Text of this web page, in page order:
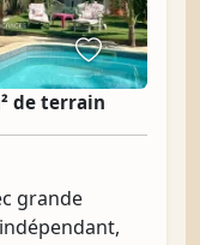
de terrain
grande
indépendant,